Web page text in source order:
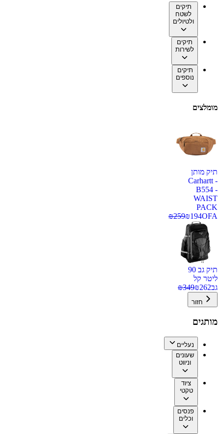
תיקים
לשטח
ולטיולים
תיקים
לשירות
תיקים
נוספים
מומלצים
תיק מותן
Carhartt -
B554 -
WAIST
PACK
OFA
₪194
₪259
תיק גב 90
ליטר קל
גב
₪262
₪349
חזור
מותגים
נעליים
שעונים
וניווט
ציוד
טקטי
פנסים
וכלים